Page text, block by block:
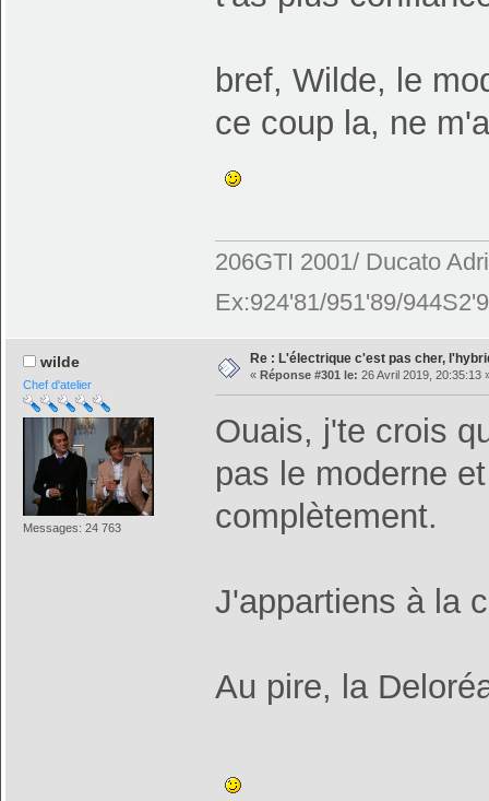
bref, Wilde, le
ce coup la, ne
206GTI 2001/ Ducato
Ex:924'81/951'89/
wilde
Chef d'atelier
Messages: 24 763
Re : L'électrique c'est pas cher,
« Réponse #301 le: 26 Avril 2019, 20:35:13
Ouais, j'te crois
pas le moderne
complètement.
J'appartiens à la
Au pire, la